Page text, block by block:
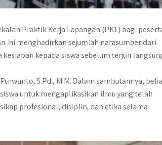
Praktik Kerja Lapangan (PKL) bagi
ini menghadirkan sejumlah narasumber dari
kepada siswa sebelum terjun
S.Pd., M.M. Dalam sambutannya,
untuk mengaplikasikan ilmu yang telah
profesional, disiplin, dan etika selama